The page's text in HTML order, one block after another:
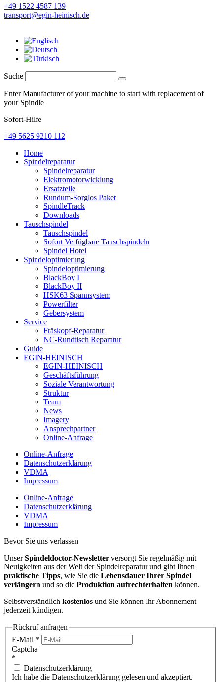
+49 1522 4587 139
transport@egin-heinisch.de
Suche
Enter Manufacturer of your machine to start with replacement of
your Spindle
Sofort-Hilfe
+49 5625 9210 112
Home
Spindelreparatur
Spindelreparatur
Elektromotorwicklung
Ersatzteile
Rundum-Sorglos Paket
SpindleTrack
Downloads
Tauschspindel
Tauschspindel
Sofort Verfügbare Tauschspindeln
Spindel Hotel
Spindeloptimierung
Spindeloptimierung
BlackBoy I
BlackBoy II
HSK63 Spannsystem
Powerfilter
Gebersystem
Service
Fräskopf-Reparatur
NC-Rundtisch Reparatur
Guide
EGIN-HEINISCH
EGIN-HEINISCH
Geschäftsführung
Soziale Verantwortung
Struktur
Team
News
Imagery
Ansprechpartner
Online-Anfrage
Online-Anfrage
Datenschutzerklärung
VDMA
Impressum
Online-Anfrage
Datenschutzerklärung
VDMA
Impressum
Bevor Sie uns verlassen
UnserSpindeldoctor-Newsletter versorgt Sie regelmäßig mit
Neuigkeiten aus der Welt der Spindelreparatur und gibt Ihnen
praktische Tipps, wie Sie die Lebensdauer Ihrer Spindel
verlängern und so die Produktion aufrechterhalten können.
Selbstverständlich kostenlos und Sie können Ihr Abonnement
jederzeit kündigen.
Rückruf anfragen
E-Mail *
Captcha
*
Datenschutzerklärung
Ich habe die Datenschutzerklärung gelesen und akzeptiert.